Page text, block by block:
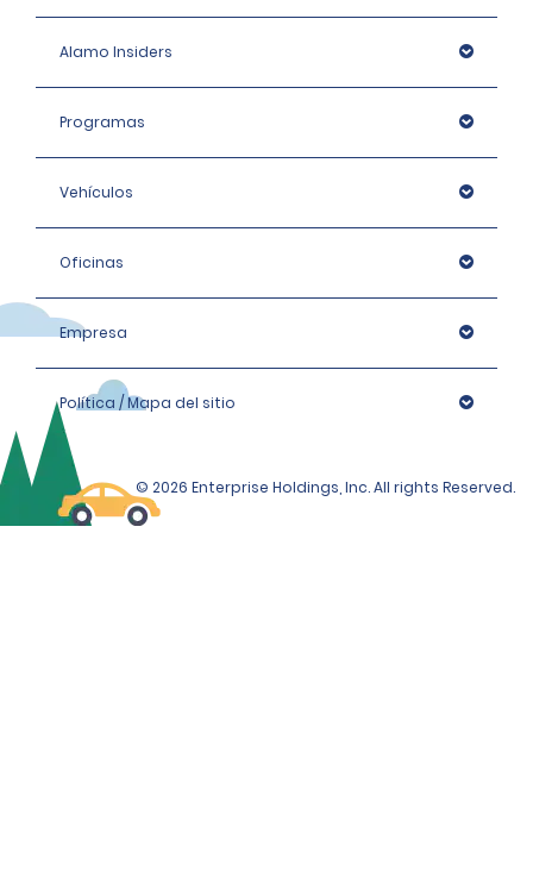
Alamo Insiders
Programas
Vehículos
Oficinas
Empresa
Política / Mapa del sitio
© 2026 Enterprise Holdings, Inc. All rights Reserved.